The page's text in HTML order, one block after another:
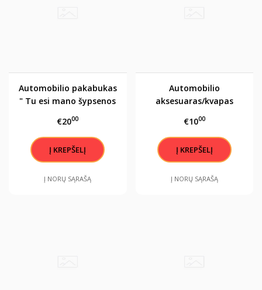
Automobilio pakabukas
" Tu esi mano šypsenos
€2000
Į NORŲ SĄRAŠĄ
Automobilio
aksesuaras/kvapas
€1000
Į NORŲ SĄRAŠĄ